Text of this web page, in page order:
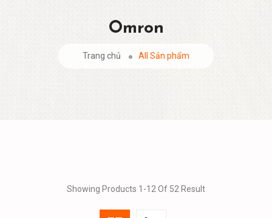
Omron
Trang chủ All Sản phẩm
Showing Products 1-12 Of 52 Result